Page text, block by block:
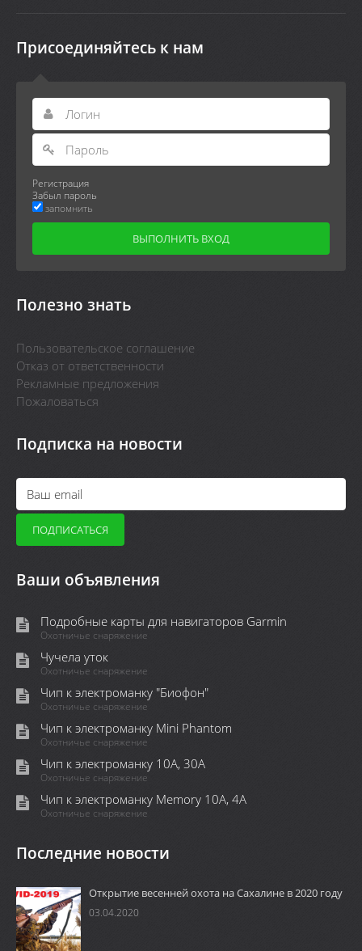
Присоединяйтесь к нам
Регистрация
Забыл пароль
запомнить
Полезно знать
Пользовательское соглашение
Отказ от ответственности
Рекламные предложения
Пожаловаться
Подписка на новости
Ваши объявления
Подробные карты для навигаторов Garmin
Охотничье снаряжение
Чучела уток
Охотничье снаряжение
Чип к электроманку "Биофон"
Охотничье снаряжение
Чип к электроманку Mini Phantom
Охотничье снаряжение
Чип к электроманку 10А, 30А
Охотничье снаряжение
Чип к электроманку Memory 10A, 4А
Охотничье снаряжение
Последние новости
Открытие весенней охота на Сахалине в 2020 году
03.04.2020